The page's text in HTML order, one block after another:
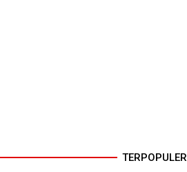
TERPOPULER